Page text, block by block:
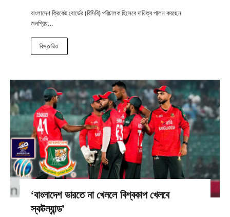
বাংলাদেশ ক্রিকেট বোর্ডের (বিসিবি) পরিচালক হিসেবে দায়িত্ব পালন করছেন
জনপ্রিয়…
বিস্তারিত
‘বাংলাদেশ ভারতে না খেললে বিশ্বকাপ খেলবে
স্কটল্যান্ড’